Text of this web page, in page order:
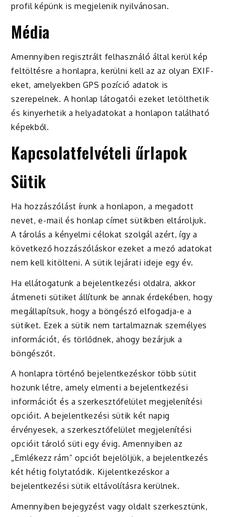
profil képünk is megjelenik nyilvánosan.
Média
Amennyiben regisztrált felhasználó által kerül kép
feltöltésre a honlapra, kerülni kell az az olyan EXIF-
eket, amelyekben GPS pozíció adatok is
szerepelnek. A honlap látogatói ezeket letölthetik
és kinyerhetik a helyadatokat a honlapon található
képekből.
Kapcsolatfelvételi űrlapok
Sütik
Ha hozzászólást írunk a honlapon, a megadott
nevet, e-mail és honlap címet sütikben eltároljuk.
A tárolás a kényelmi célokat szolgál azért, így a
következő hozzászóláskor ezeket a mező adatokat
nem kell kitölteni. A sütik lejárati ideje egy év.
Ha ellátogatunk a bejelentkezési oldalra, akkor
átmeneti sütiket állítunk be annak érdekében, hogy
megállapítsuk, hogy a böngésző elfogadja-e a
sütiket. Ezek a sütik nem tartalmaznak személyes
információt, és törlődnek, ahogy bezárjuk a
böngészőt.
A honlapra történő bejelentkezéskor több sütit
hozunk létre, amely elmenti a bejelentkezési
információt és a szerkesztőfelület megjelenítési
opcióit. A bejelentkezési sütik két napig
érvényesek, a szerkesztőfelület megjelenítési
opcióit tároló süti egy évig. Amennyiben az
„Emlékezz rám” opciót bejelöljük, a bejelentkezés
két hétig folytatódik. Kijelentkezéskor a
bejelentkezési sütik eltávolításra kerülnek.
Amennyiben bejegyzést vagy oldalt szerkesztünk,